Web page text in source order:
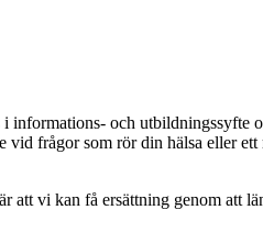
informations- och
frågor som rör din hälsa eller
vi kan få ersättning genom att